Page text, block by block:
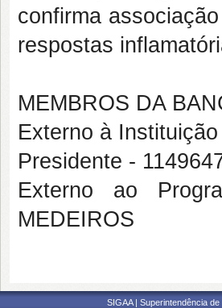
confirma
respostas
MEMBROS DA
Externo à
Presidente -
Externo ao
MEDEIROS
SIGAA | Superintendência